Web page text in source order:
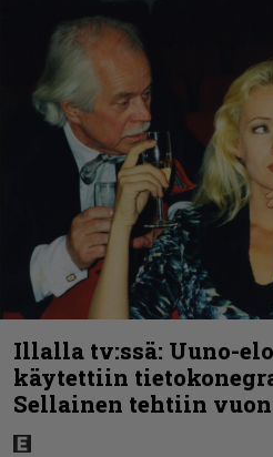
Illalla tv:ssä: Uuno-
käytettiin
Sellainen tehtiin